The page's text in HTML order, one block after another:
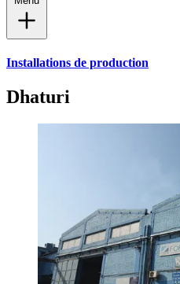
Installations de production
Dhaturi